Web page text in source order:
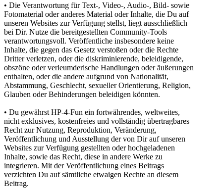
• Die Verantwortung für Text-, Video-, Audio-, Bild- sowie
Fotomaterial oder anderes Material oder Inhalte, die Du auf
unseren Websites zur Verfügung stellst, liegt ausschließlich
bei Dir. Nutze die bereitgestellten Community-Tools
verantwortungsvoll. Veröffentliche insbesondere keine
Inhalte, die gegen das Gesetz verstoßen oder die Rechte
Dritter verletzen, oder die diskriminierende, beleidigende,
obszöne oder verleumderische Handlungen oder äußerungen
enthalten, oder die andere aufgrund von Nationalität,
Abstammung, Geschlecht, sexueller Orientierung, Religion,
Glauben oder Behinderungen beleidigen könnten.
• Du gewährst HP-4-Fun ein fortwährendes, weltweites,
nicht exklusives, kostenfreies und vollständig übertragbares
Recht zur Nutzung, Reproduktion, Veränderung,
Veröffentlichung und Ausstellung der von Dir auf unseren
Websites zur Verfügung gestellten oder hochgeladenen
Inhalte, sowie das Recht, diese in andere Werke zu
integrieren. Mit der Veröffentlichung eines Beitrags
verzichten Du auf sämtliche etwaigen Rechte an diesem
Beitrag.